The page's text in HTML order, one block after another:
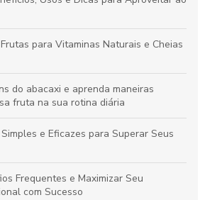
para Vitaminas Naturais e Cheias
do abacaxi e aprenda maneiras
fruta na sua rotina diária
e Eficazes para Superar Seus
Frequentes e Maximizar Seu
com Sucesso